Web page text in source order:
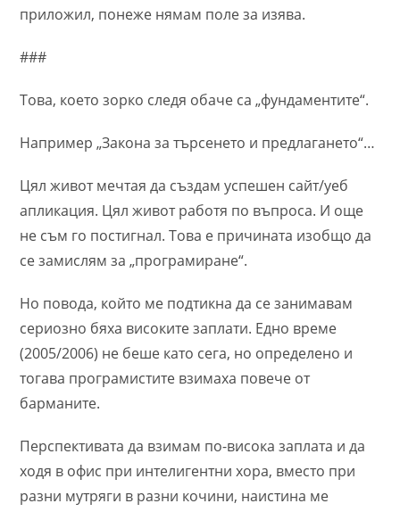
приложил, понеже нямам поле за изява.
###
Това, което зорко следя обаче са „фундаментите“.
Например „Закона за търсенето и предлагането“…
Цял живот мечтая да създам успешен сайт/уеб
апликация. Цял живот работя по въпроса. И още
не съм го постигнал. Това е причината изобщо да
се замислям за „програмиране“.
Но повода, който ме подтикна да се занимавам
сериозно бяха високите заплати. Едно време
(2005/2006) не беше като сега, но определено и
тогава програмистите взимаха повече от
барманите.
Перспективата да взимам по-висока заплата и да
ходя в офис при интелигентни хора, вместо при
разни мутряги в разни кочини, наистина ме